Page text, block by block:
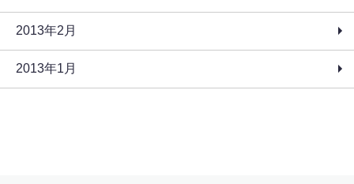
2013年2月
2013年1月